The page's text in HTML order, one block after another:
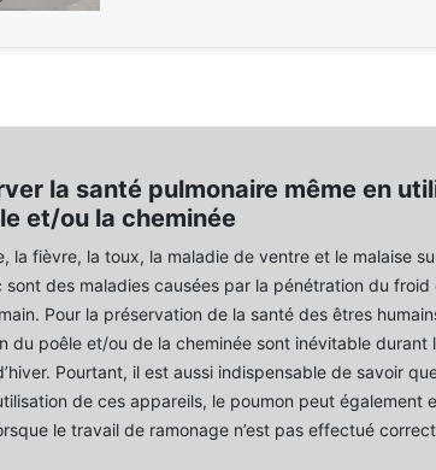
la santé pulmonaire même en
et/ou la cheminée
la fièvre, la toux, la maladie de ventre et le malaise
sont des maladies causées par la pénétration du froid
Pour la préservation de la santé des êtres
du poêle et/ou de la cheminée sont inévitable durant
Pourtant, il est aussi indispensable de savoir
de ces appareils, le poumon peut également
le travail de ramonage n’est pas effectué